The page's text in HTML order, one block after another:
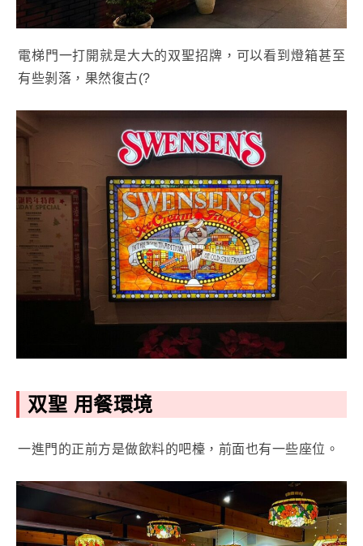
電梯門一打開就是大大的双聖招牌，可以看到燈箱甚至
有些剝落，果然復古(?
双聖 用餐環境
一進門的正前方是做飲料的吧檯，前面也有一些座位。